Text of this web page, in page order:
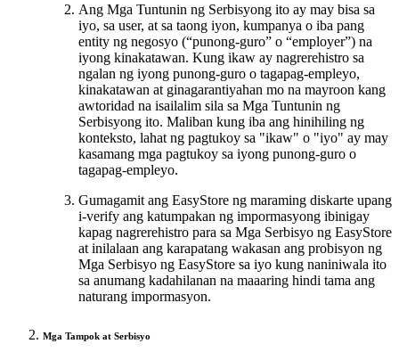
Ang Mga Tuntunin ng Serbisyong ito ay may bisa sa
iyo, sa user, at sa taong iyon, kumpanya o iba pang
entity ng negosyo (“punong-guro” o “employer”) na
iyong kinakatawan. Kung ikaw ay nagrerehistro sa
ngalan ng iyong punong-guro o tagapag-empleyo,
kinakatawan at ginagarantiyahan mo na mayroon kang
awtoridad na isailalim sila sa Mga Tuntunin ng
Serbisyong ito. Maliban kung iba ang hinihiling ng
konteksto, lahat ng pagtukoy sa "ikaw" o "iyo" ay may
kasamang mga pagtukoy sa iyong punong-guro o
tagapag-empleyo.
Gumagamit ang EasyStore ng maraming diskarte upang
i-verify ang katumpakan ng impormasyong ibinigay
kapag nagrerehistro para sa Mga Serbisyo ng EasyStore
at inilalaan ang karapatang wakasan ang probisyon ng
Mga Serbisyo ng EasyStore sa iyo kung naniniwala ito
sa anumang kadahilanan na maaaring hindi tama ang
naturang impormasyon.
Mga Tampok at Serbisyo